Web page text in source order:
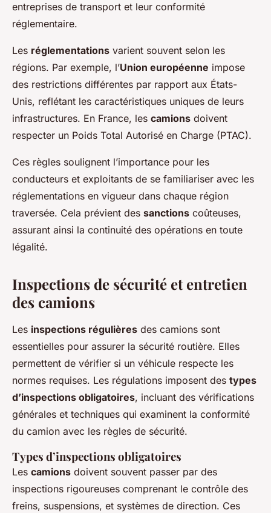
entreprises de transport et leur conformité
réglementaire.
Les réglementations varient souvent selon les
régions. Par exemple, l’Union européenne impose
des restrictions différentes par rapport aux États-
Unis, reflétant les caractéristiques uniques de leurs
infrastructures. En France, les camions doivent
respecter un Poids Total Autorisé en Charge (PTAC).
Ces règles soulignent l’importance pour les
conducteurs et exploitants de se familiariser avec les
réglementations en vigueur dans chaque région
traversée. Cela prévient des sanctions coûteuses,
assurant ainsi la continuité des opérations en toute
légalité.
Inspections de sécurité et entretien
des camions
Les inspections régulières des camions sont
essentielles pour assurer la sécurité routière. Elles
permettent de vérifier si un véhicule respecte les
normes requises. Les régulations imposent des types
d’inspections obligatoires, incluant des vérifications
générales et techniques qui examinent la conformité
du camion avec les règles de sécurité.
Types d’inspections obligatoires
Les camions doivent souvent passer par des
inspections rigoureuses comprenant le contrôle des
freins, suspensions, et systèmes de direction. Ces